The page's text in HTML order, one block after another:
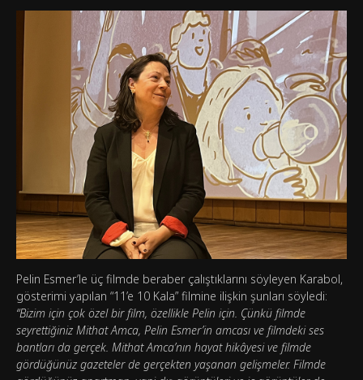
Pelin Esmer’le üç filmde beraber çalıştıklarını söyleyen Karabol,
gösterimi yapılan “11’e 10 Kala” filmine ilişkin şunları söyledi:
“Bizim için çok özel bir film, özellikle Pelin için. Çünkü filmde
seyrettiğiniz Mithat Amca, Pelin Esmer’in amcası ve filmdeki ses
bantları da gerçek. Mithat Amca’nın hayat hikâyesi ve filmde
gördüğünüz gazeteler de gerçekten yaşanan gelişmeler. Filmde